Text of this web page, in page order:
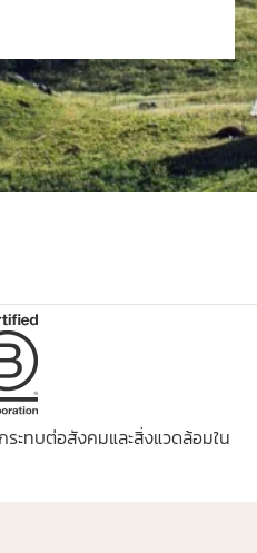
ะทบต่อสังคมและสิ่งแวดล้อมใน